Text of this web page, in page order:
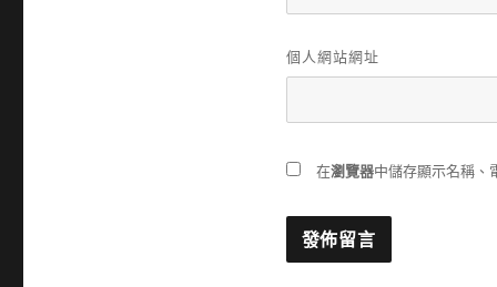
個人網站網址
在瀏覽器中儲存顯示名稱、